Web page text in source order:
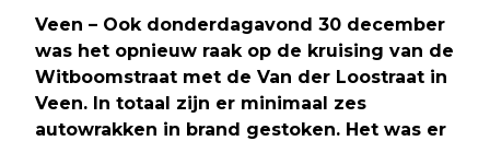
Veen – Ook donderdagavond 30 december
was het opnieuw raak op de kruising van de
Witboomstraat met de Van der Loostraat in
Veen. In totaal zijn er minimaal zes
autowrakken in brand gestoken. Het was er